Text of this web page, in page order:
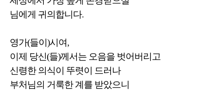
님에게 귀의합니다.
영가(들이)시여,
이제 당신(들)께서는 오음을 벗어버리고
신령한 의식이 뚜렷이 드러나
부처님의 거룩한 계를 받았으니